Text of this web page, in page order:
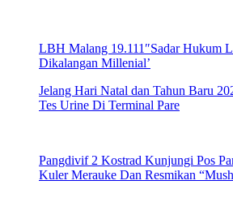
LBH Malang 19.111″Sadar Hukum
Dikalangan Millenial’
Jelang Hari Natal dan Tahun Baru
Tes Urine Di Terminal Pare
Pangdivif 2 Kostrad Kunjungi Pos
Kuler Merauke Dan Resmikan